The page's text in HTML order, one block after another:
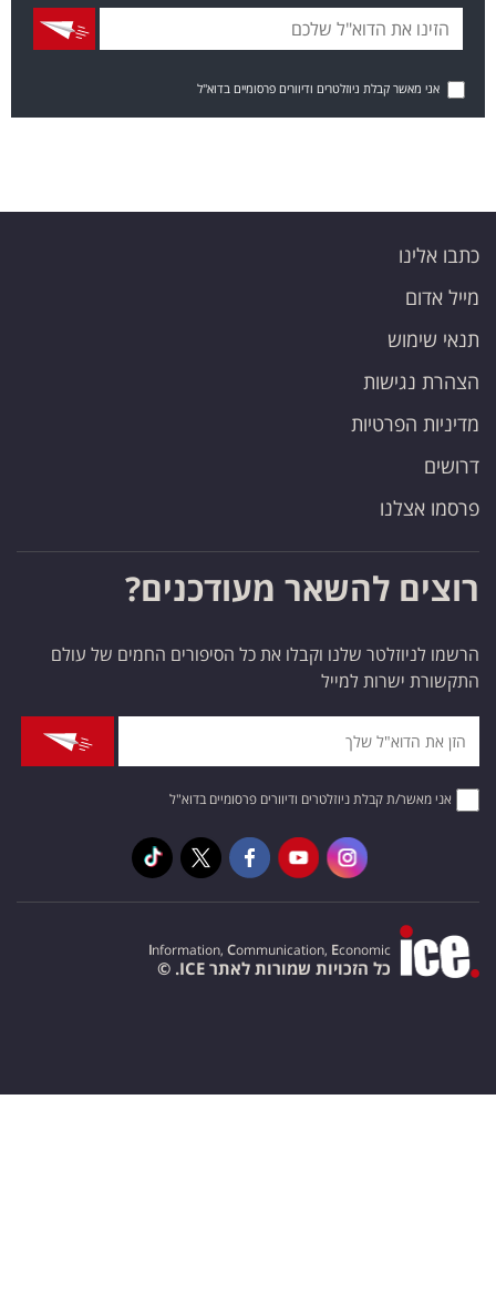
אני מאשר קבלת ניוזלטרים ודיוורים פרסומיים בדוא"ל
כתבו אלינו
מייל אדום
תנאי שימוש
הצהרת נגישות
מדיניות הפרטיות
דרושים
פרסמו אצלנו
רוצים להשאר מעודכנים?
הרשמו לניוזלטר שלנו וקבלו את כל הסיפורים החמים של עולם
התקשורת ישרות למייל
אני מאשר/ת קבלת ניוזלטרים ודיוורים פרסומיים בדוא"ל
Information, Communication, Economic
כל הזכויות שמורות לאתר ICE. ©